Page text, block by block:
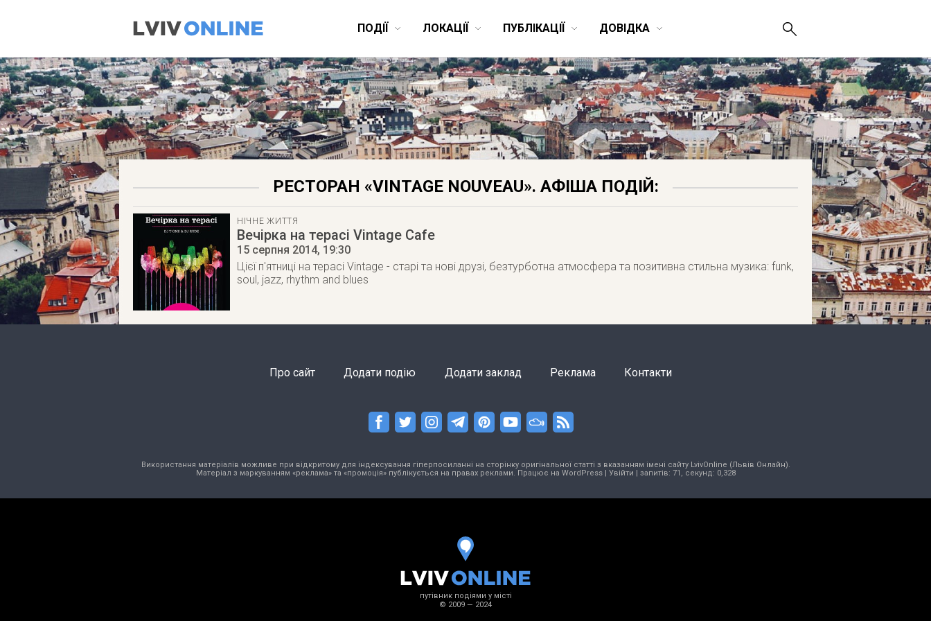
ПОДІЇ ЛОКАЦІЇ ПУБЛІКАЦІЇ ДОВІДКА
РЕСТОРАН «VINTAGE NOUVEAU». АФІША ПОДІЙ:
НІЧНЕ ЖИТТЯ
Вечірка на терасі Vintage Cafe
15 серпня 2014, 19:30
Цієї п'ятниці на терасі Vintage - старі та нові друзі, безтурботна атмосфера та позитивна стильна музика: funk,
soul, jazz, rhythm and blues
Про сайт Додати подію Додати заклад Реклама Контакти
Використання матеріалів можливе при відкритому для індексування гіперпосиланні на сторінку оригінальної статті з вказанням імені сайту LvivOnline (Львів Онлайн).
Матеріал з маркуванням «реклама» та «промоція» публікується на правах реклами. Працює на WordPress| Увійти | запитів: 71, секунд: 0,328
путівник подіями у місті
© 2009 — 2024